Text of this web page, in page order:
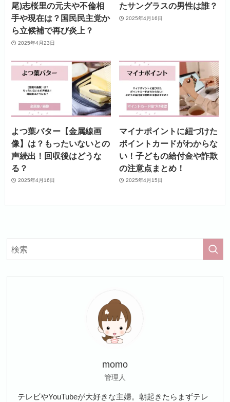
尾)志桜里の元夫や不倫相
手や現在は？国民民主党か
ら立候補で再び炎上？
2025年4月23日
たサングラスの男性は誰？
2025年4月16日
よつ葉バター【金属線画
像】は？もったいないとの
声続出！回収後はどうな
る？
2025年4月16日
マイナポイントに紐づけた
ポイントカードがわからな
い！子どもの給付金や詐欺
の注意点まとめ！
2025年4月15日
momo
管理人
テレビやYouTubeが大好きな主婦。朝起きたらまずテレ